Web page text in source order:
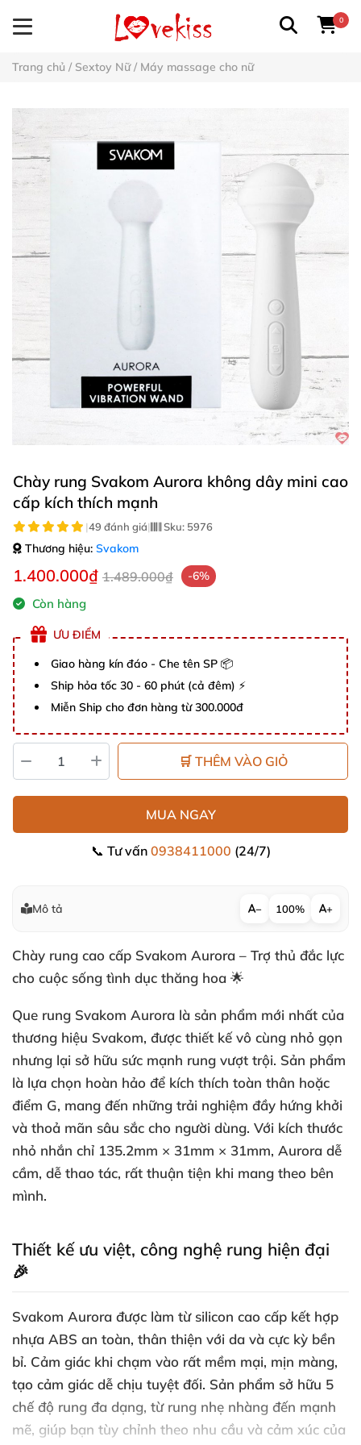
0
Trang chủ / Sextoy Nữ/ Máy massage cho nữ
Chày rung Svakom Aurora không dây mini cao
cấp kích thích mạnh
|49 đánh giá| Sku: 5976
Thương hiệu: Svakom
1.400.000₫ 1.489.000₫ -6%
Còn hàng
ƯU ĐIỂM
Giao hàng kín đáo - Che tên SP 📦
Ship hỏa tốc 30 - 60 phút (cả đêm) ⚡
Miễn Ship cho đơn hàng từ 300.000đ
🛒 THÊM VÀO GIỎ
MUA NGAY
📞 Tư vấn 0938411000 (24/7)
Mô tả − 100% +
Chày rung cao cấp Svakom Aurora – Trợ thủ đắc lực
cho cuộc sống tình dục thăng hoa 🌟
Que rung Svakom Aurora là sản phẩm mới nhất của
thương hiệu Svakom, được thiết kế vô cùng nhỏ gọn
nhưng lại sở hữu sức mạnh rung vượt trội. Sản phẩm
là lựa chọn hoàn hảo để kích thích toàn thân hoặc
điểm G, mang đến những trải nghiệm đầy hứng khởi
và thoả mãn sâu sắc cho người dùng. Với kích thước
nhỏ nhắn chỉ 135.2mm × 31mm × 31mm, Aurora dễ
cầm, dễ thao tác, rất thuận tiện khi mang theo bên
mình.
Thiết kế ưu việt, công nghệ rung hiện đại
🎉
Svakom Aurora được làm từ silicon cao cấp kết hợp
nhựa ABS an toàn, thân thiện với da và cực kỳ bền
bỉ. Cảm giác khi chạm vào rất mềm mại, mịn màng,
tạo cảm giác dễ chịu tuyệt đối. Sản phẩm sở hữu 5
chế độ rung đa dạng, từ rung nhẹ nhàng đến mạnh
mẽ, giúp bạn tùy chỉnh theo nhu cầu và cảm xúc của